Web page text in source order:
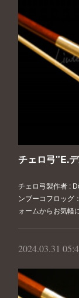
チェロ弓"E.
チェロ弓製作者 :
ンブーコフロッグ
ォームからお気軽
2024.03.31